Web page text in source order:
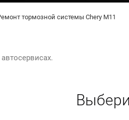
тормозной системы Chery M11